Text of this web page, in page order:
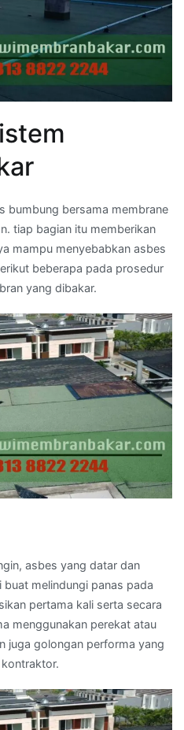
bumbung bersama membrane
tiap bagian itu memberikan
mampu menyebabkan asbes
beberapa pada prosedur
yang dibakar.
asbes yang datar dan
melindungi panas pada
pertama kali serta secara
menggunakan perekat atau
juga golongan performa yang